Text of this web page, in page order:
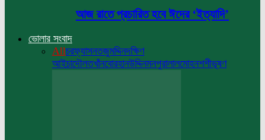
আজ রাতে প্রচারিত হবে ঈদের ‘ইত্যাদি’
ভোলার সংবাদ
Allচরফ্যাসনতজুমদ্দিনদক্ষিণ
আইচাদৌলতখাঁনবোরহানউদ্দিনমনপুরালালমোহনশশীভূষণ